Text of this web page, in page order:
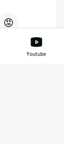
😡
Youtube